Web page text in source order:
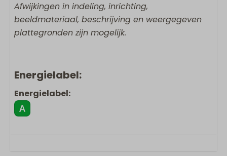
Afwijkingen in indeling, inrichting,
beeldmateriaal, beschrijving en weergegeven
plattegronden zijn mogelijk.
Energielabel:
Energielabel: